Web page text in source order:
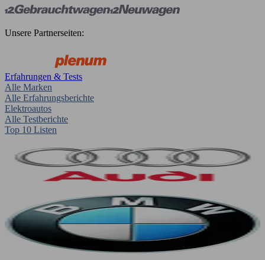
Unsere Partnerseiten:
Erfahrungen & Tests
Alle Marken
Alle Erfahrungsberichte
Elektroautos
Alle Testberichte
Top 10 Listen